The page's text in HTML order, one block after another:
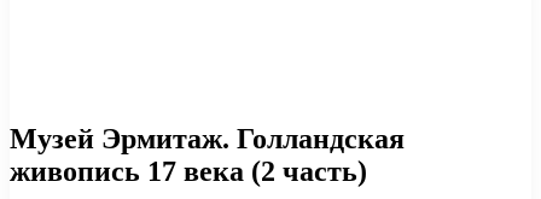
Музей Эрмитаж. Голландская
живопись 17 века (2 часть)